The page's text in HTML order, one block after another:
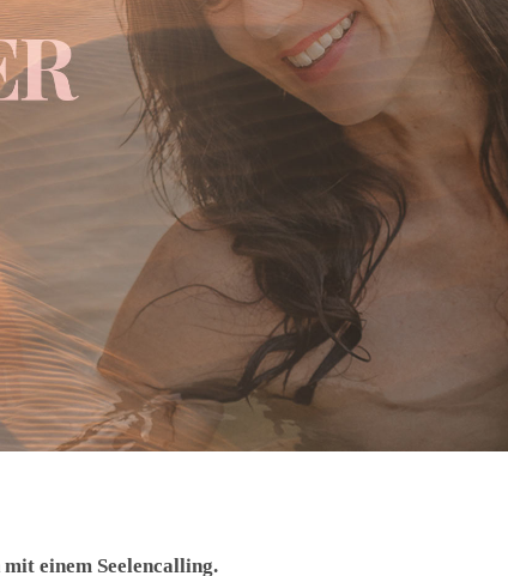
einem Seelencalling.